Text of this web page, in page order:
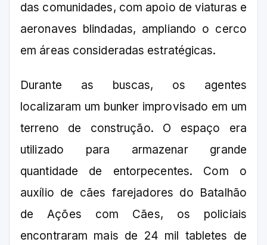
das comunidades, com apoio de viaturas e
aeronaves blindadas, ampliando o cerco
em áreas consideradas estratégicas.
Durante as buscas, os agentes
localizaram um bunker improvisado em um
terreno de construção. O espaço era
utilizado para armazenar grande
quantidade de entorpecentes. Com o
auxílio de cães farejadores do Batalhão
de Ações com Cães, os policiais
encontraram mais de 24 mil tabletes de